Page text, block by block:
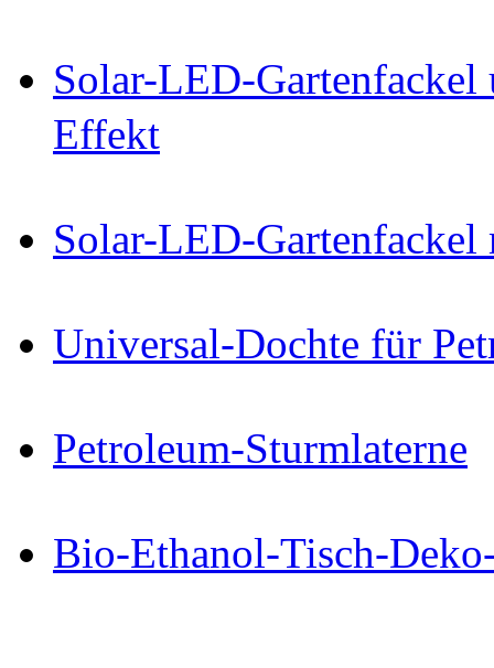
Solar-LED-Gartenfackel
Effekt
Solar-LED-
Universal-Dochte für
Petroleum-Sturmlaterne
Bio-Ethanol-Tisch-